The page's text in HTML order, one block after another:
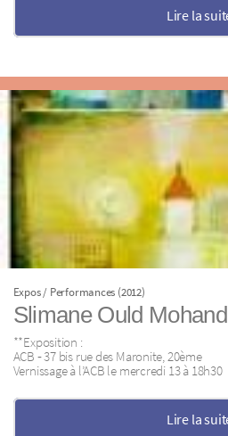
Lire la
Expos / Performances (2012)
Slimane Ould
**Exposition :
ACB ‐ 37 bis rue des Maronite, 20ème
Vernissage à l’ACB le mercredi 13 à 18h30
Lire la